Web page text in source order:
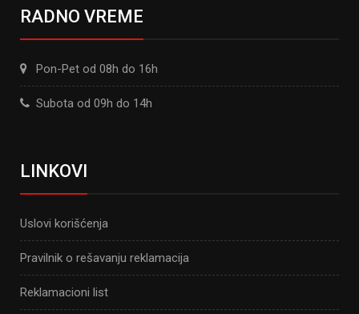
RADNO VREME
Pon-Pet od 08h do 16h
Subota od 09h do 14h
LINKOVI
Uslovi korišćenja
Pravilnik o rešavanju reklamacija
Reklamacioni list